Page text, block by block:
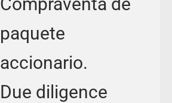
paquete
accionario.
Due diligence